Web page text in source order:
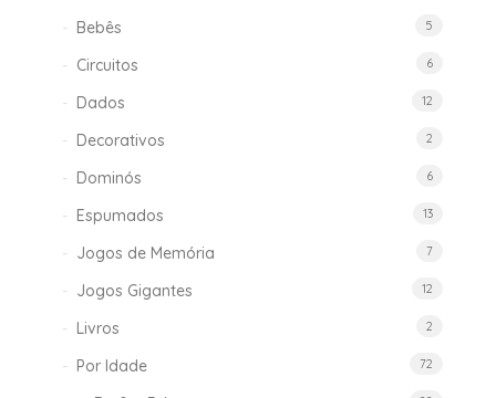
Bebês 5
Circuitos 6
Dados 12
Decorativos 2
Dominós 6
Espumados 13
Jogos de Memória 7
Jogos Gigantes 12
Livros 2
Por Idade 72